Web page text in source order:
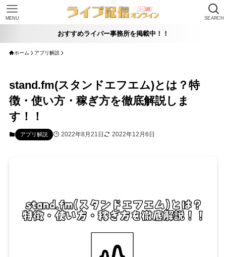
SEARCH
MENU
おすすめライバー事務所を掲載中！！
ホーム アプリ解説
stand.fm(スタンドエフエム)とは？特
徴・使い方・稼ぎ方を徹底解説しま
す！！
アプリ解説 2022年8月21日 2022年12月6日